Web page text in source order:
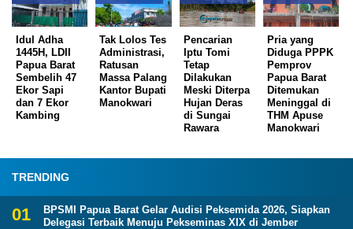
Idul Adha
1445H, LDII
Papua Barat
Sembelih 47
Ekor Sapi
dan 7 Ekor
Kambing
Tak Lolos Tes
Administrasi,
Ratusan
Massa Palang
Kantor Bupati
Manokwari
Pencarian
Iptu Tomi
Tetap
Dilakukan
Meski Diterpa
Hujan Deras
di Sungai
Rawara
Pria yang
Diduga PPPK
Pemprov
Papua Barat
Ditemukan
Meninggal di
THM Apuse
Manokwari
TRENDING
BPSMI Papua Barat Gelar Audisi Peksemida 2026, Siapkan
Delegasi Terbaik Menuju Pekseminas XIX di Jember